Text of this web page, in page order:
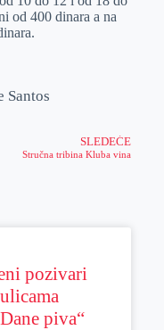
od 400 dinara a na
Santos
SLEDEĆE
Stručna tribina Kluba vina
pozivari
piva“